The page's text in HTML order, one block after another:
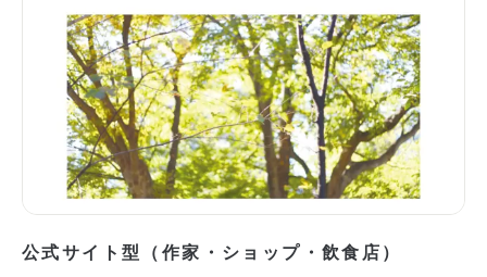
公式サイト型（作家・ショップ・飲食店）